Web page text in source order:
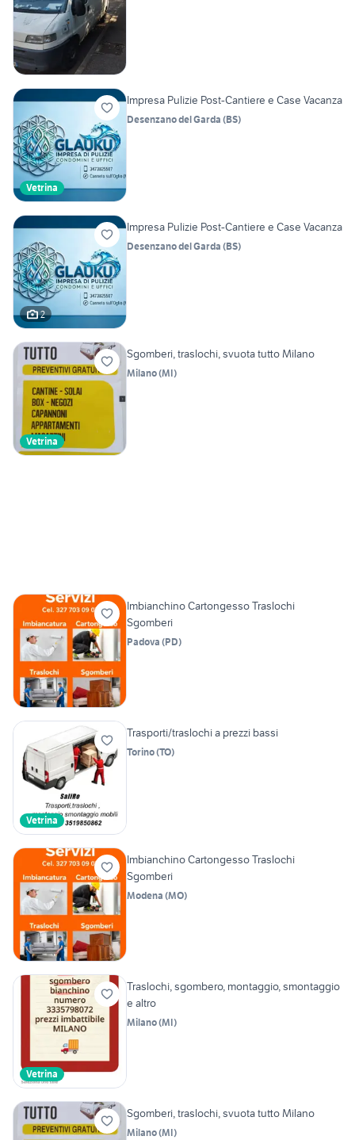
Vetrina
Impresa Pulizie Post-Cantiere e Case Vacanza
Desenzano del Garda (BS)
2
Impresa Pulizie Post-Cantiere e Case Vacanza
Desenzano del Garda (BS)
Vetrina
Sgomberi, traslochi, svuota tutto Milano
Milano(MI)
Imbianchino Cartongesso Traslochi
Sgomberi
Padova (PD)
Vetrina
Trasporti/traslochi a prezzi bassi
Torino(TO)
Imbianchino Cartongesso Traslochi
Sgomberi
Modena (MO)
Vetrina
Traslochi, sgombero, montaggio, smontaggio
e altro
Milano(MI)
Sgomberi, traslochi, svuota tutto Milano
Milano(MI)